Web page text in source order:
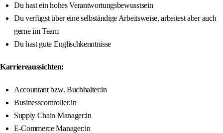
Du hast ein hohes Verantwortungsbewusstsein
Du verfügst über eine selbständige Arbeitsweise, arbeitest aber auch
gerne im Team
Du hast gute Englischkenntnisse
Karriereaussichten:
Accountant bzw. Buchhalter:in
Businesscontroller:in
Supply Chain Manager:in
E-Commerce Manager:in